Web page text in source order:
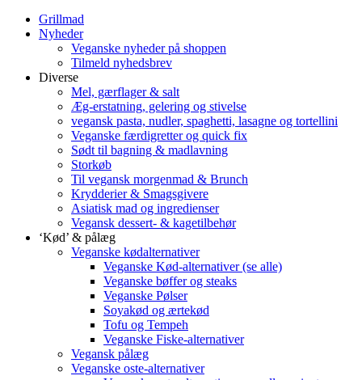
Grillmad
Nyheder
Veganske nyheder på shoppen
Tilmeld nyhedsbrev
Diverse
Mel, gærflager & salt
Æg-erstatning, gelering og stivelse
vegansk pasta, nudler, spaghetti, lasagne og tortellini
Veganske færdigretter og quick fix
Sødt til bagning & madlavning
Storkøb
Til vegansk morgenmad & Brunch
Krydderier & Smagsgivere
Asiatisk mad og ingredienser
Vegansk dessert- & kagetilbehør
‘Kød’ & pålæg
Veganske kødalternativer
Veganske Kød-alternativer (se alle)
Veganske bøffer og steaks
Veganske Pølser
Soyakød og ærtekød
Tofu og Tempeh
Veganske Fiske-alternativer
Vegansk pålæg
Veganske oste-alternativer